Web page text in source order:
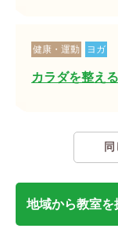
健康・運動 ヨガ
カラダを整え
地域から教室を